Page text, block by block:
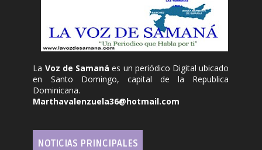
La Voz de Samanáes un periódico Digital ubicado
en Santo Domingo, capital de la Republica
Dominicana.
Marthavalenzuela36@hotmail.com
NOTICIAS PRINCIPALES